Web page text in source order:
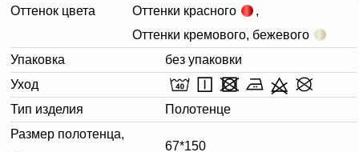
Оттенок цвета
Оттенки красного
,
Оттенки кремового, бежевого
Упаковка
без упаковки
Уход
Тип изделия
Полотенце
Размер полотенца,
67*150